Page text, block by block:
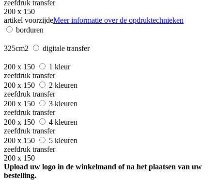
zeefdruk transfer
200 x 150
artikel voorzijdeMeer informatie over de opdruktechnieken
borduren
325cm2 digitale transfer
200 x 150
1 kleur
zeefdruk transfer
200 x 150
2 kleuren
zeefdruk transfer
200 x 150
3 kleuren
zeefdruk transfer
200 x 150
4 kleuren
zeefdruk transfer
200 x 150
5 kleuren
zeefdruk transfer
200 x 150
Upload uw logo in de winkelmand of na het plaatsen van uw
bestelling.